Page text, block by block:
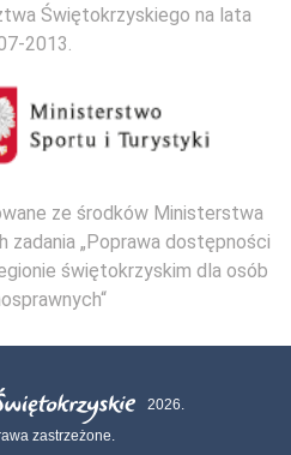
Świętokrzyskiego na lata
2013.
ze środków Ministerstwa
zadania „Poprawa dostępności
świętokrzyskim dla osób
2026.
zastrzeżone.